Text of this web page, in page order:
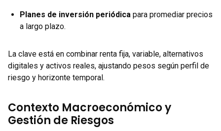
Planes de inversión periódica para promediar precios
a largo plazo.
La clave está en combinar renta fija, variable, alternativos
digitales y activos reales, ajustando pesos según perfil de
riesgo y horizonte temporal.
Contexto Macroeconómico y
Gestión de Riesgos